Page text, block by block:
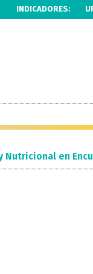
INDICADORES:
en